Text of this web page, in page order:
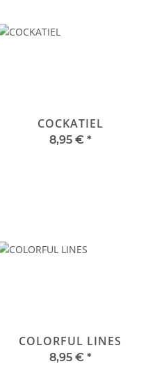
COCKATIEL
8,95 € *
COLORFUL LINES
8,95 € *